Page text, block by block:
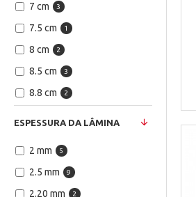
7 cm 3
7.5 cm 1
8 cm 2
8.5 cm 3
8.8 cm 2
11 cm 3
19 cm 1
ESPESSURA DA LÂMINA
2 mm 5
2.5 mm 9
2.20 mm 2